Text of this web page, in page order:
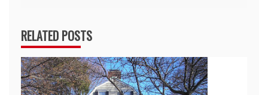
RELATED POSTS